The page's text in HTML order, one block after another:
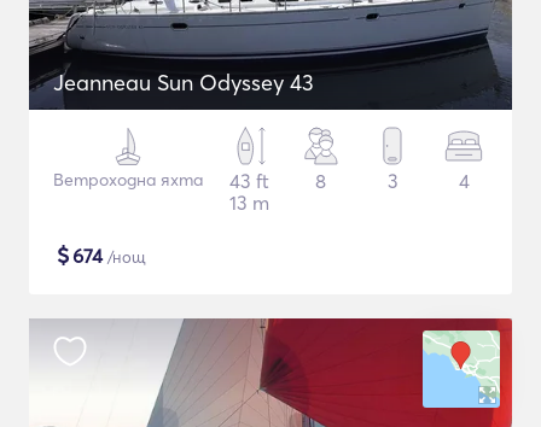
Jeanneau Sun Odyssey 43
Ветроходна яхта
43 ft
13 m
8 3 4
$674/нощ